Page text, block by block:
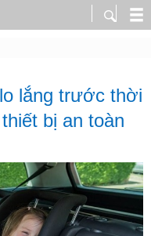
lắng trước thời
bị an toàn